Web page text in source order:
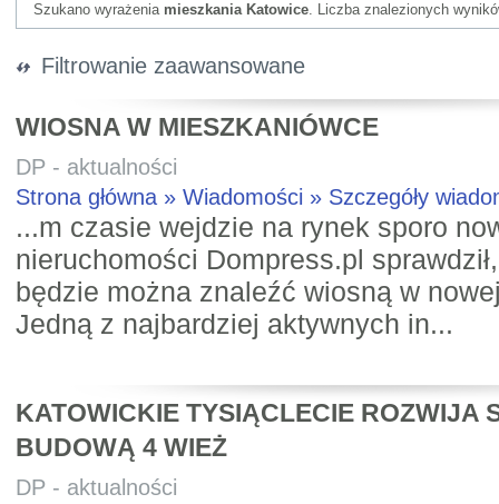
Szukano wyrażenia mieszkania Katowice. Liczba znalezionych
Filtrowanie zaawansowane
WIOSNA W MIESZKANIÓWCE
DP - aktualności
Strona główna » Wiadomości » Szczegóły
...m czasie wejdzie na rynek sporo
nieruchomości Dompress.pl
będzie można znaleźć wiosną w
Jedną z najbardziej aktywnych in...
KATOWICKIE TYSIĄCLECIE ROZWIJA
BUDOWĄ 4 WIEŻ
DP - aktualności